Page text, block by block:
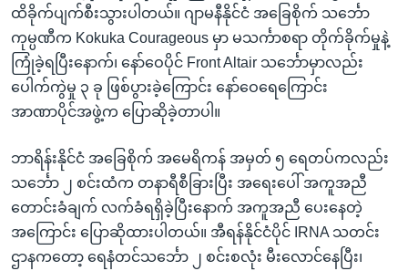
ရန်
နေရာ
ကျော်
ရန်
ထိခိုက်ပျက်စီးသွားပါတယ်။ ဂျာမနီနိုင်ငံ အခြေစိုက် သင်္ဘော
ကုမ္ပဏီက Kokuka Courageous မှာ မသင်္ကာစရာ တိုက်ခိုက်မှုနဲ့
ကြုံခဲ့ရပြီးနောက်၊ နော်ဝေပိုင် Front Altair သင်္ဘောမှာလည်း
ပေါက်ကွဲမှု ၃ ခု ဖြစ်ပွားခဲ့ကြောင်း နော်ဝေရေကြောင်း
အာဏာပိုင်အဖွဲ့က ပြောဆိုခဲ့တာပါ။
ဘာရိန်းနိုင်ငံ အခြေစိုက် အမေရိကန် အမှတ် ၅ ရေတပ်ကလည်း
သင်္ဘော ၂ စင်းထံက တနာရီစီခြားပြီး အရေးပေါ် အကူအညီ
တောင်းခံချက် လက်ခံရရှိခဲ့ပြီးနောက် အကူအညီ ပေးနေတဲ့
အကြောင်း ပြောဆိုထားပါတယ်။ အီရန်နိုင်ငံပိုင် IRNA သတင်း
ဌာနကတော့ ရေနံတင်သင်္ဘော ၂ စင်းစလုံး မီးလောင်နေပြီး၊